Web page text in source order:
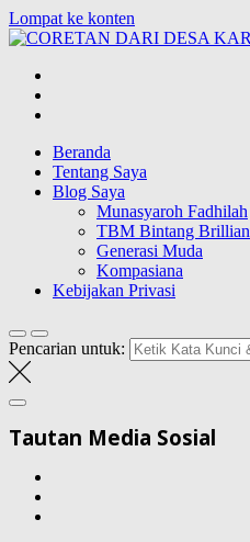
Lompat ke konten
Blog Wong Ndeso yang ingin
Beranda
Tentang Saya
Blog Saya
Munasyaroh Fadhilah
TBM Bintang
Generasi Muda
Kompasiana
Kebijakan Privasi
Pencarian untuk:
Tautan Media Sosial